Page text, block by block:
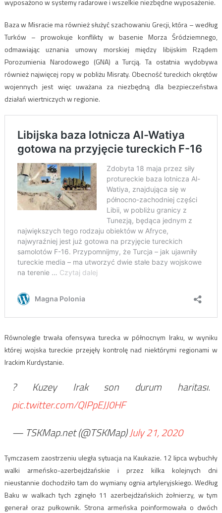
Baza w Misracie ma również służyć szachowaniu Grecji, która – według
Turków – prowokuje konflikty w basenie Morza Śródziemnego,
odmawiając uznania umowy morskiej między libijskim Rządem
Porozumienia Narodowego (GNA) a Turcją. Ta ostatnia wydobywa
również najwięcej ropy w pobliżu Misraty. Obecność tureckich okrętów
wojennych jest więc uważana za niezbędną dla bezpieczeństwa
działań wiertniczych w regionie.
Równolegle trwała ofensywa turecka w północnym Iraku, w wyniku
której wojska tureckie przejęły kontrolę nad niektórymi regionami w
Irackim Kurdystanie.
? Kuzey Irak son durum haritası.
pic.twitter.com/QIPpEJJ0HF
— TSKMap.net (@TSKMap)July 21, 2020
Tymczasem zaostrzeniu uległa sytuacja na Kaukazie. 12 lipca wybuchły
walki armeńsko-azerbejdżańskie i przez kilka kolejnych dni
nieustannie dochodziło tam do wymiany ognia artyleryjskiego. Według
Baku w walkach tych zginęło 11 azerbejdżańskich żołnierzy, w tym
generał oraz pułkownik. Strona armeńska poinformowała o dwóch